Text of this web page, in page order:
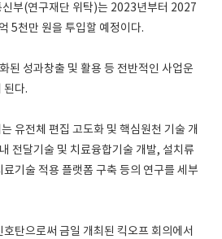
부(연구재단 위탁)는 2023년부터 2027
5천만 원을 투입할 예정이다.
된 성과창출 및 활용 등 전반적인 사업운
된다.
유전체 편집 고도화 및 핵심원천 기술 개
전달기술 및 치료융합기술 개발, 설치류
기술 적용 플랫폼 구축 등의 연구를 세부
탄으로써 금일 개최된 킥오프 회의에서